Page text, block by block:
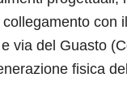
con il
via del Guasto
fisica